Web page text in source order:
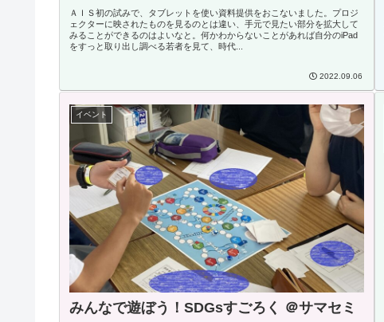
ＡＩＳ初の試みで、タブレットを使い資料提供をおこないました。プロジ
ェクターに映されたものを見るのとは違い、手元で見たい部分を拡大して
みることができるのはよいなと。何かわからないことがあれば自分のiPad
をすっと取り出し調べる若者を見て、時代...
2022.09.06
イベント
みんなで遊ぼう！SDGsすごろく ＠サマセミ